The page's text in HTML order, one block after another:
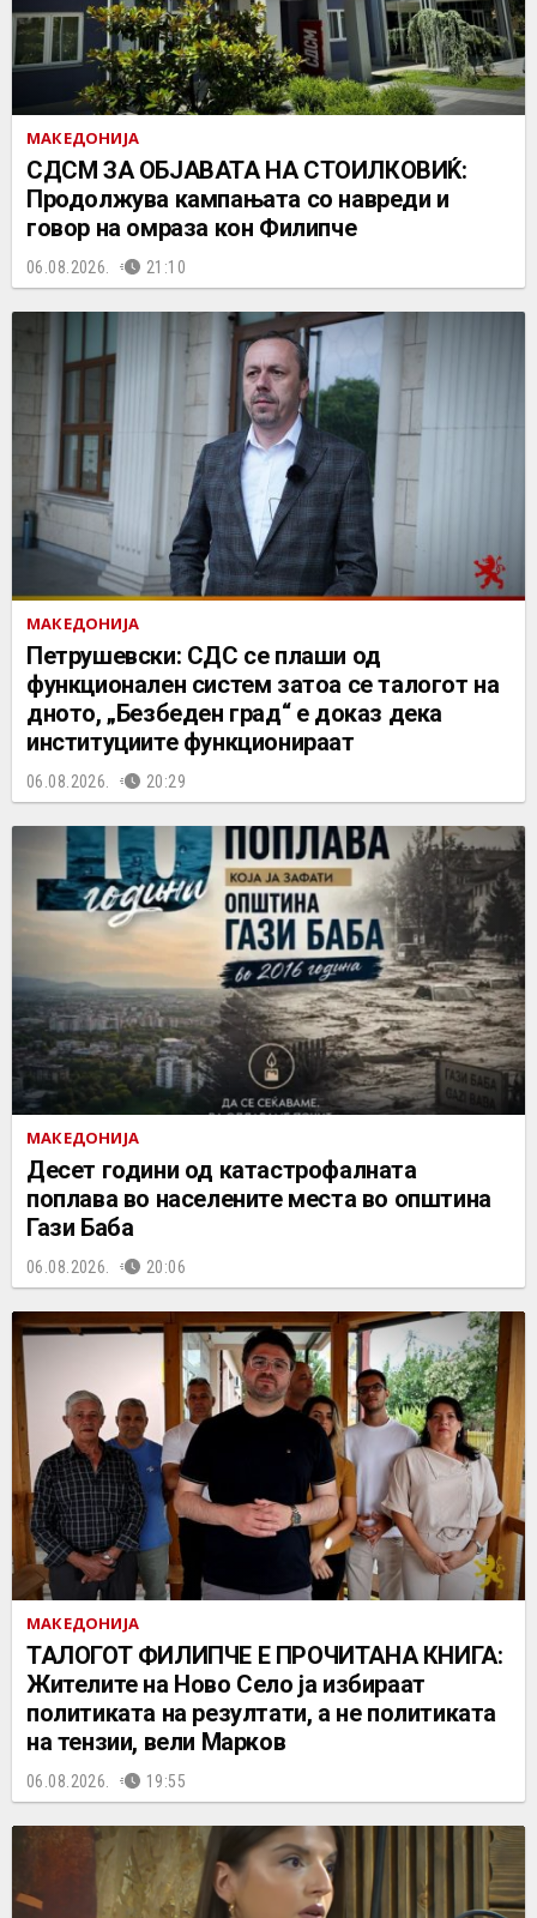
МАКЕДОНИЈА
СДСМ ЗА ОБЈАВАТА НА СТОИЛКОВИЌ:
Продолжува кампањата со навреди и
говор на омраза кон Филипче
06.08.2026. 21:10
МАКЕДОНИЈА
Петрушевски: СДС се плаши од
функционален систем затоа се талогот на
дното, „Безбеден град“ е доказ дека
институциите функционираат
06.08.2026. 20:29
МАКЕДОНИЈА
Десет години од катастрофалната
поплава во населените места во општина
Гази Баба
06.08.2026. 20:06
МАКЕДОНИЈА
ТАЛОГОТ ФИЛИПЧЕ Е ПРОЧИТАНА КНИГА:
Жителите на Ново Село ја избираат
политиката на резултати, а не политиката
на тензии, вели Марков
06.08.2026. 19:55